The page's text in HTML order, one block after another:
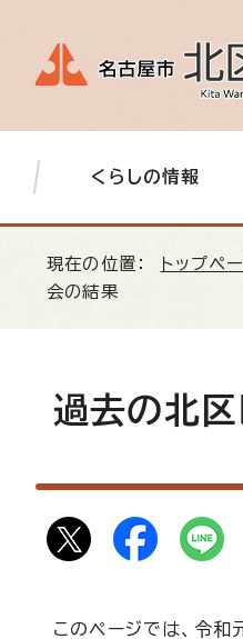
くらしの情報
現在の位置： トップペ
会の結果
過去の北区
このページでは、令和